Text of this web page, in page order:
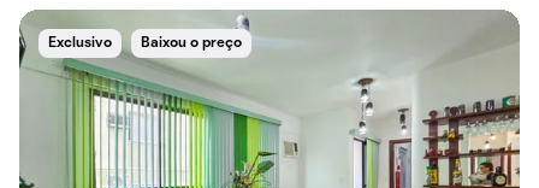
Exclusivo Baixou o preço